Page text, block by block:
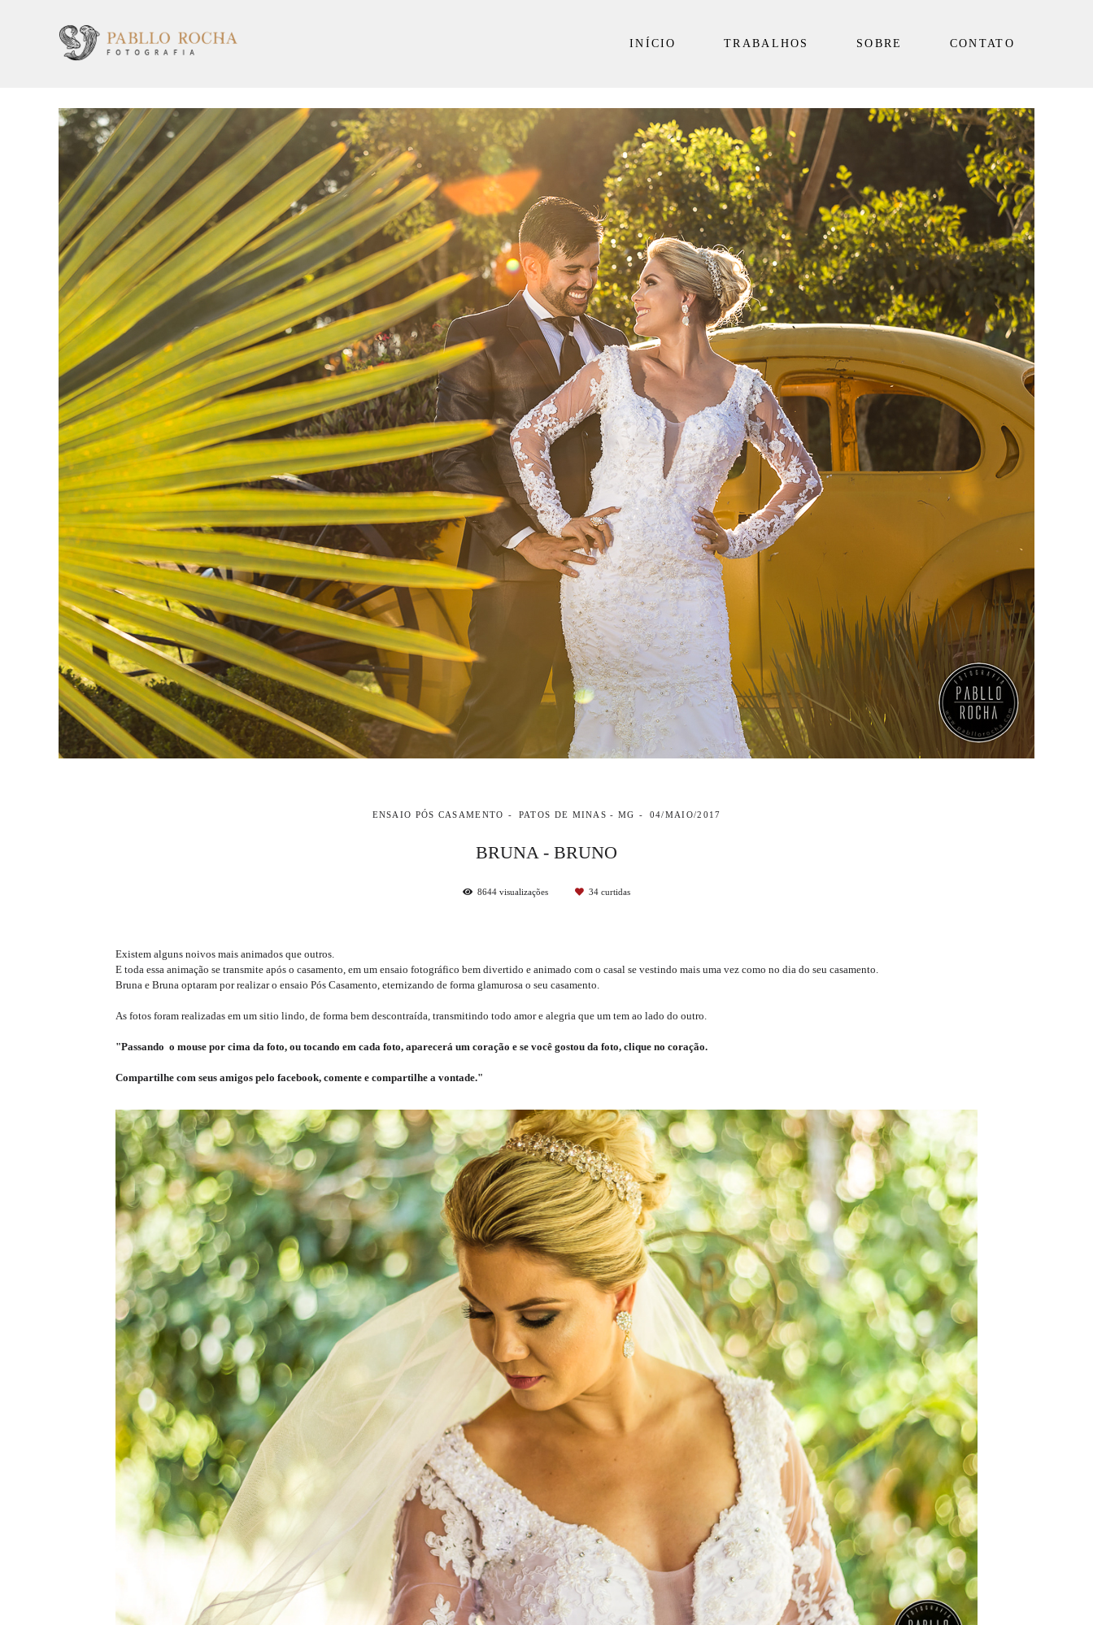
INÍCIO TRABALHOS SOBRE CONTATO
ENSAIO PÓS CASAMENTO PATOS DE MINAS - MG 04/MAIO/2017
BRUNA - BRUNO
8644 visualizações 34 curtidas
Existem alguns noivos mais animados que outros.
E toda essa animação se transmite após o casamento, em um ensaio fotográfico bem divertido e animado com o casal se vestindo mais uma vez como no dia do seu casamento.
Bruna e Bruna optaram por realizar o ensaio Pós Casamento, eternizando de forma glamurosa o seu casamento.
As fotos foram realizadas em um sitio lindo, de forma bem descontraída, transmitindo todo amor e alegria que um tem ao lado do outro.
"Passando o mouse por cima da foto, ou tocando em cada foto, aparecerá um coração e se você gostou da foto, clique no coração.
Compartilhe com seus amigos pelo facebook, comente e compartilhe a vontade."